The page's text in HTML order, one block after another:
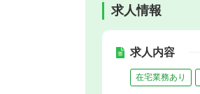
求人情報
求人内容
在宅業務あり